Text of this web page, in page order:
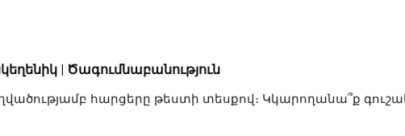
| Ծագումնաբանություն
հարցերը թեստի տեսքով։ Կկարողանա՞ք